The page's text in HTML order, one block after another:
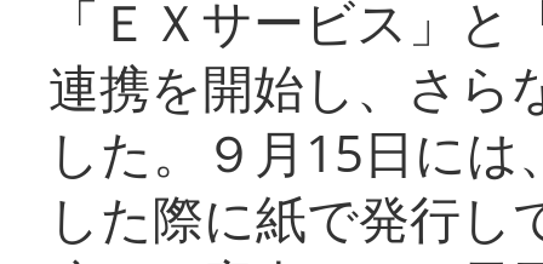
「ＥＸサービス」
連携を開始し、さら
した。９月15日に
した際に紙で発行し